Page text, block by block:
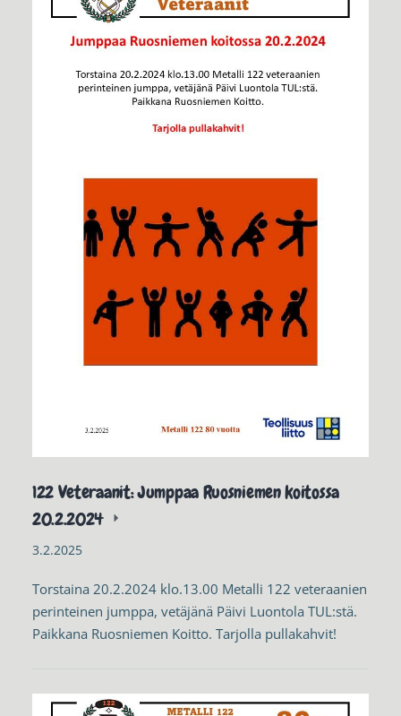
122 Veteraanit: Jumppaa Ruosniemen koitossa
20.2.2024
3.2.2025
Torstaina 20.2.2024 klo.13.00 Metalli 122 veteraanien
perinteinen jumppa, vetäjänä Päivi Luontola TUL:stä.
Paikkana Ruosniemen Koitto. Tarjolla pullakahvit!